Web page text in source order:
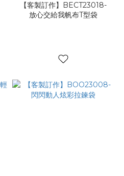
【客製訂作】BECT23018-
放心交給我帆布T型袋